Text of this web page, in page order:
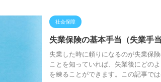
社会保障
失業保険の基本手当（失業手
失業した時に頼りになるのが失業保
ことを知っていれば、失業後にどの
を練ることができます。この記事で